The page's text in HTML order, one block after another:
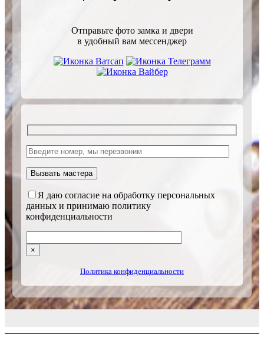
Отправьте фото замка и двери
в удобный вам мессенджер
Я даю согласие на обработку персональных
данных и принимаю политику
конфиденциальности
×
Политика конфиденциальности